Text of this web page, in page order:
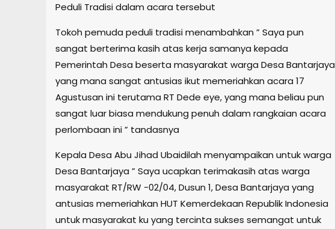
Peduli Tradisi dalam acara tersebut
Tokoh pemuda peduli tradisi menambahkan ” Saya pun
sangat berterima kasih atas kerja samanya kepada
Pemerintah Desa beserta masyarakat warga Desa Bantarjaya
yang mana sangat antusias ikut memeriahkan acara 17
Agustusan ini terutama RT Dede eye, yang mana beliau pun
sangat luar biasa mendukung penuh dalam rangkaian acara
perlombaan ini ” tandasnya
Kepala Desa Abu Jihad Ubaidilah menyampaikan untuk warga
Desa Bantarjaya ” Saya ucapkan terimakasih atas warga
masyarakat RT/RW -02/04, Dusun 1, Desa Bantarjaya yang
antusias memeriahkan HUT Kemerdekaan Republik Indonesia
untuk masyarakat ku yang tercinta sukses semangat untuk